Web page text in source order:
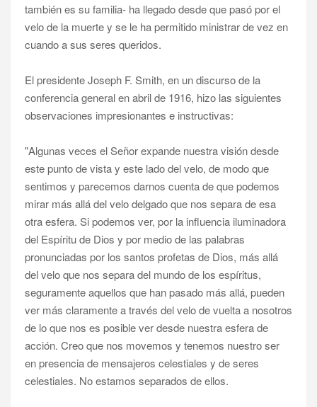
también es su familia- ha llegado desde que pasó por el
velo de la muerte y se le ha permitido ministrar de vez en
cuando a sus seres queridos.
El presidente Joseph F. Smith, en un discurso de la
conferencia general en abril de 1916, hizo las siguientes
observaciones impresionantes e instructivas:
"Algunas veces el Señor expande nuestra visión desde
este punto de vista y este lado del velo, de modo que
sentimos y parecemos darnos cuenta de que podemos
mirar más allá del velo delgado que nos separa de esa
otra esfera. Si podemos ver, por la influencia iluminadora
del Espíritu de Dios y por medio de las palabras
pronunciadas por los santos profetas de Dios, más allá
del velo que nos separa del mundo de los espíritus,
seguramente aquellos que han pasado más allá, pueden
ver más claramente a través del velo de vuelta a nosotros
de lo que nos es posible ver desde nuestra esfera de
acción. Creo que nos movemos y tenemos nuestro ser
en presencia de mensajeros celestiales y de seres
celestiales. No estamos separados de ellos.